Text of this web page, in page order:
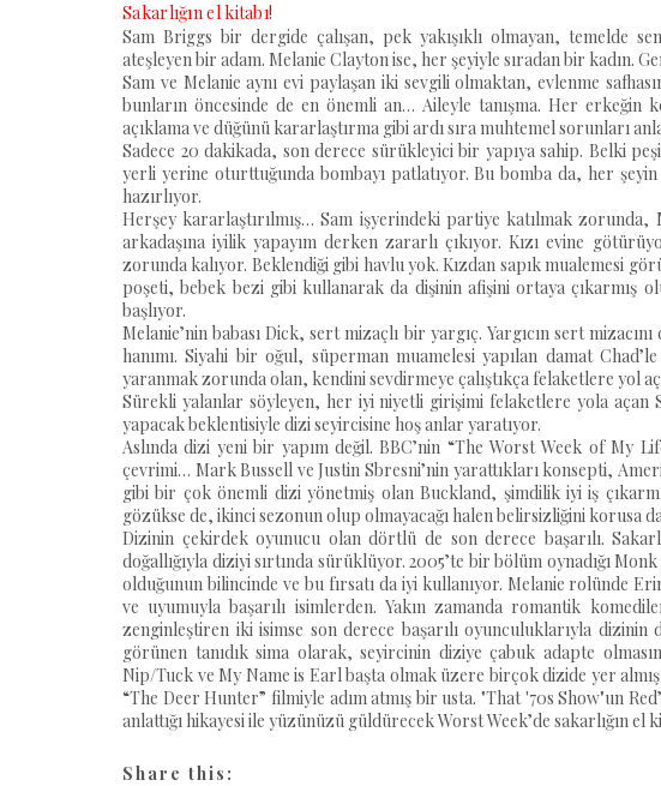
Sakarlığın el kitabı!
Sam Briggs bir dergide çalışan, pek yakışıklı olmayan, temelde
ateşleyen bir adam. Melanie Clayton ise, her şeyiyle sıradan bir kadın.
Sam ve Melanie aynı evi paylaşan iki sevgili olmaktan, evlenme
bunların öncesinde de en önemli an… Aileyle tanışma. Her erkeğin
açıklama ve düğünü kararlaştırma gibi ardı sıra muhtemel sorunları
Sadece 20 dakikada, son derece sürükleyici bir yapıya sahip. Belki
yerli yerine oturttuğunda bombayı patlatıyor. Bu bomba da, her
hazırlıyor.
Herşey kararlaştırılmış… Sam işyerindeki partiye katılmak
arkadaşına iyilik yapayım derken zararlı çıkıyor. Kızı evine
zorunda kalıyor. Beklendiği gibi havlu yok. Kızdan sapık mualemesi
poşeti, bebek bezi gibi kullanarak da dişinin afişini ortaya çıkarmış
başlıyor.
Melanie’nin babası Dick, sert mizaçlı bir yargıç. Yargıcın sert
hanımı. Siyahi bir oğul, süperman muamelesi yapılan damat
yaranmak zorunda olan, kendini sevdirmeye çalıştıkça felaketlere yol
Sürekli yalanlar söyleyen, her iyi niyetli girişimi felaketlere yola açan
yapacak beklentisiyle dizi seyircisine hoş anlar yaratıyor.
Aslında dizi yeni bir yapım değil. BBC’nin “The Worst Week of My
çevrimi… Mark Bussell ve Justin Sbresni’nin yarattıkları konsepti,
gibi bir çok önemli dizi yönetmiş olan Buckland, şimdilik iyi iş
gözükse de, ikinci sezonun olup olmayacağı halen belirsizliğini korusa
Dizinin çekirdek oyunucu olan dörtlü de son derece başarılı.
doğallığıyla diziyi sırtında sürüklüyor. 2005’te bir bölüm oynadığı
olduğunun bilincinde ve bu fırsatı da iyi kullanıyor. Melanie rolünde
ve uyumuyla başarılı isimlerden. Yakın zamanda romantik
zenginleştiren iki isimse son derece başarılı oyunculuklarıyla
görünen tanıdık sima olarak, seyircinin diziye çabuk adapte
Nip/Tuck ve My Name is Earl başta olmak üzere birçok dizide yer
“The Deer Hunter” filmiyle adım atmış bir usta. "That '70s Show"un
anlattığı hikayesi ile yüzünüzü güldürecek Worst Week’de sakarlığın
Share this: